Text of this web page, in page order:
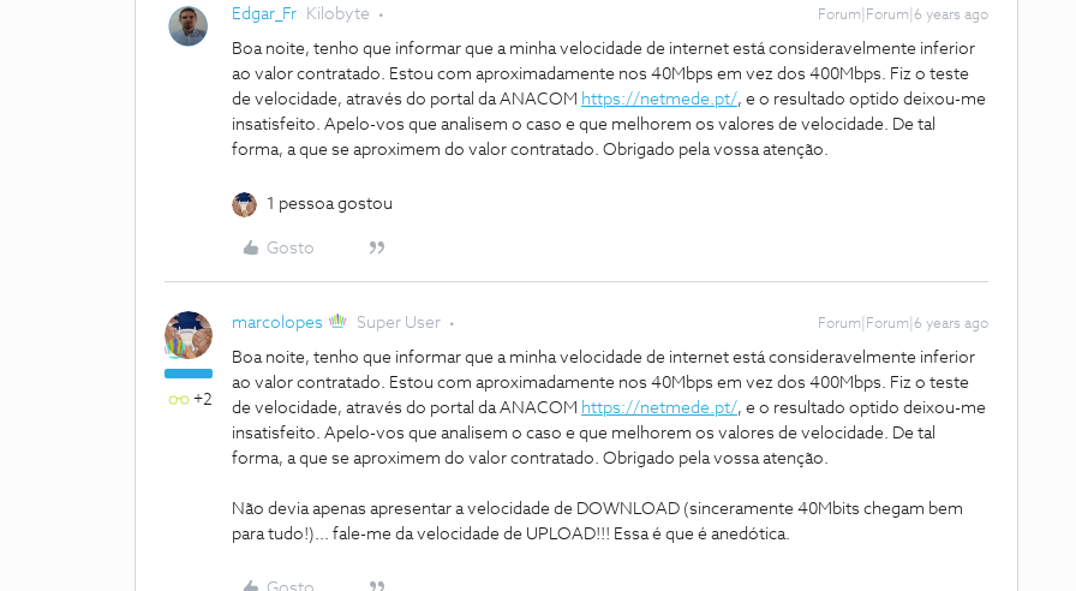
Edgar_Fr Kilobyte Forum|Forum|6 years ago
Boa noite, tenho que informar que a minha velocidade de internet está consideravelmente inferior
ao valor contratado. Estou com aproximadamente nos 40Mbps em vez dos 400Mbps. Fiz o teste
de velocidade, através do portal da ANACOM https://netmede.pt/, e o resultado optido deixou-me
insatisfeito. Apelo-vos que analisem o caso e que melhorem os valores de velocidade. De tal
forma, a que se aproximem do valor contratado. Obrigado pela vossa atenção.
1 pessoa gostou
Gosto
+2
marcolopes Super User Forum|Forum|6 years ago
Boa noite, tenho que informar que a minha velocidade de internet está consideravelmente inferior
ao valor contratado. Estou com aproximadamente nos 40Mbps em vez dos 400Mbps. Fiz o teste
de velocidade, através do portal da ANACOM https://netmede.pt/, e o resultado optido deixou-me
insatisfeito. Apelo-vos que analisem o caso e que melhorem os valores de velocidade. De tal
forma, a que se aproximem do valor contratado. Obrigado pela vossa atenção.
Não devia apenas apresentar a velocidade de DOWNLOAD (sinceramente 40Mbits chegam bem
para tudo!)... fale-me da velocidade de UPLOAD!!! Essa é que é anedótica.